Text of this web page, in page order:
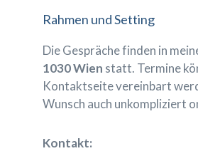
Rahmen und Setting
Die Gespräche finden in
1030 Wien statt. Termine
Kontaktseite vereinbart
Wunsch auch unkompliziert
Kontakt: